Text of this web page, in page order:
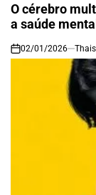
IN
O cérebro
a saúde
on
02/01/2026